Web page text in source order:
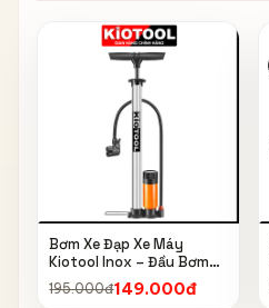
Bơm Xe Đạp Xe Máy
Kiotool Inox – Đầu Bơm
Thông Minh, Kèm Bơm
Bóng, Đồng Hồ 160 PSI
195.000đ149.000đ